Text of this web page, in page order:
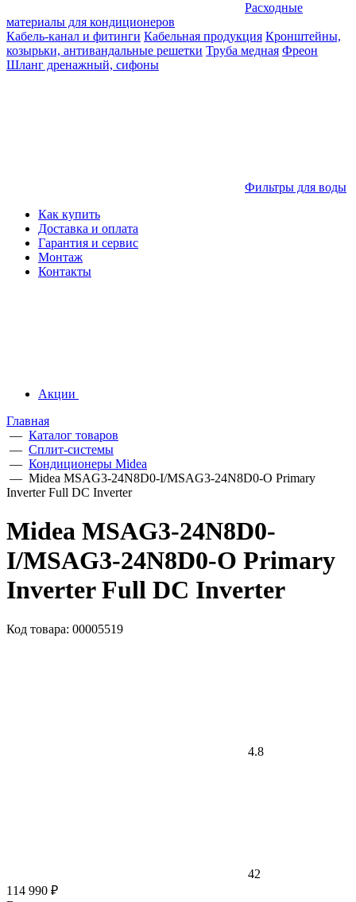
Расходные
материалы для кондиционеров
Кабель-канал и фитинги Кабельная продукция Кронштейны,
козырьки, антивандальные решетки Труба медная Фреон
Шланг дренажный, сифоны
Фильтры для воды
Как купить
Доставка и оплата
Гарантия и сервис
Монтаж
Контакты
Акции
Главная
— Каталог товаров
— Сплит-системы
— Кондиционеры Midea
— Midea MSAG3-24N8D0-I/MSAG3-24N8D0-O Primary
Inverter Full DC Inverter
Midea MSAG3-24N8D0-
I/MSAG3-24N8D0-O Primary
Inverter Full DC Inverter
Код товара: 00005519
4.8
42
114 990 ₽